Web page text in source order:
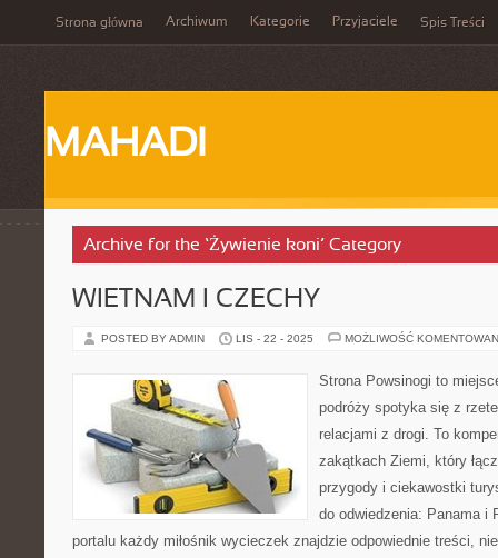
Strona główna Archiwum Kategorie Przyjaciele Spis Treści
MAHADI
Archive for the ‘Żywienie koni’ Category
WIETNAM I CZECHY
POSTED BY ADMIN LIS - 22 - 2025 MOŻLIWOŚĆ
Strona Powsinogi to
podróży spotyka się z
relacjami z drogi. To
zakątkach Ziemi, który
przygody i ciekawostki
do odwiedzenia: Panama i
portalu każdy miłośnik wycieczek znajdzie odpowiednie treści,